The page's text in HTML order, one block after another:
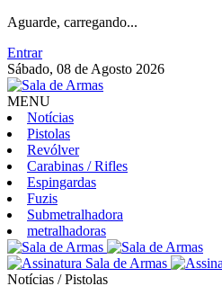
Aguarde, carregando...
Entrar
Sábado, 08 de Agosto 2026
MENU
Notícias
Pistolas
Revólver
Carabinas / Rifles
Espingardas
Fuzis
Submetralhadora
metralhadoras
Notícias / Pistolas